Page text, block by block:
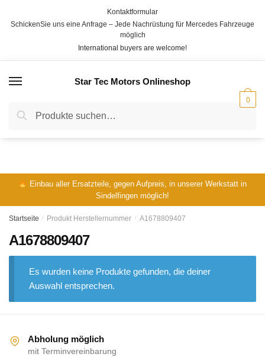
Kontaktformular
SchickenSie uns eine Anfrage – Jede Nachrüstung für Mercedes Fahrzeuge
möglich
International buyers are welcome!
Star Tec Motors Onlineshop
Suche
nach:
Suche
0
Einbau aller Ersatzteile, gegen Aufpreis, in unserer Werkstatt in
Sindelfingen möglich!
Startseite / Produkt Herstellernummer / A1678809407
A1678809407
Es wurden keine Produkte gefunden, die deiner
Auswahl entsprechen.
Abholung möglich
mit Terminvereinbarung